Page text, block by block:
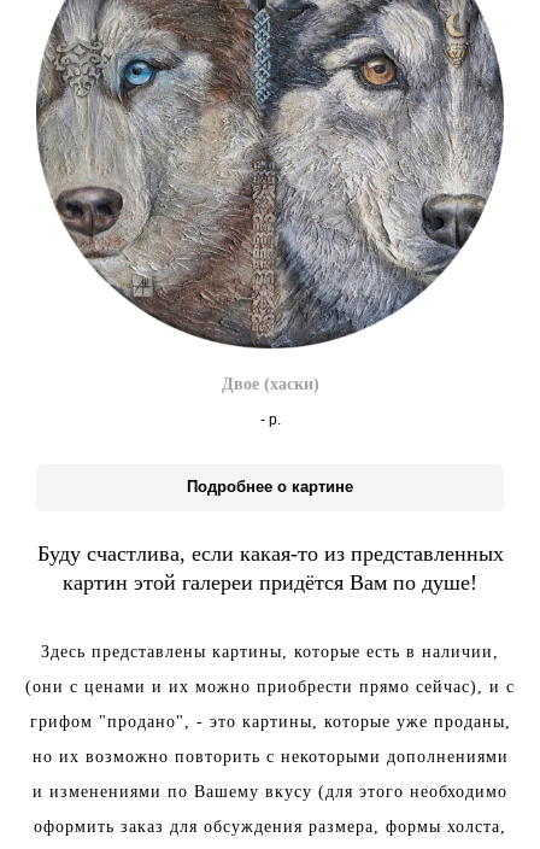
Двое (хаски)
- р.
Подробнее о картине
Буду счастлива, если какая-то из представленных
картин этой галереи придётся Вам по душе!
Здесь представлены картины, которые есть в наличии,
(они с ценами и их можно приобрести прямо сейчас), и с
грифом "продано", - это картины, которые уже проданы,
но их возможно повторить с некоторыми дополнениями
и изменениями по Вашему вкусу (для этого необходимо
оформить заказ для обсуждения размера, формы холста,